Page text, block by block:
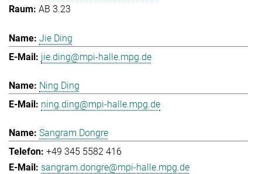
AB 3.23
Jie Ding
jie.ding@mpi-halle.mpg.de
Ning Ding
ning.ding@mpi-halle.mpg.de
Sangram Dongre
+49 345 5582 416
sangram.dongre@mpi-halle.mpg.de